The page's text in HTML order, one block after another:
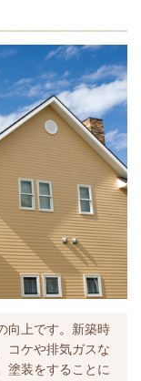
向上です。 新築時
コケや排気ガスな
塗装をすることに